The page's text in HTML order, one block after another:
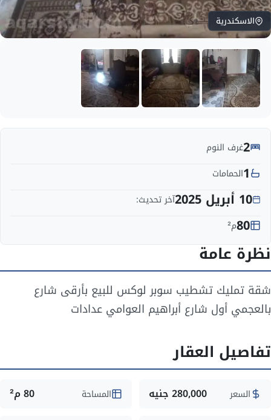
الاسكندرية
2غرف النوم
1الحمامات
10 أبريل 2025 آخر تحديث:
80م²
نظرة عامة
شقة تمليك تشطيب سوبر لوكس للبيع بأرقى شارع
بالعجمي أول شارع أبراهيم العوامي عدادات
تفاصيل العقار
السعر 280,000 جنيه المساحة 80 م²